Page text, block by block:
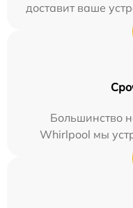
доставит ваше
Большинство
Whirlpool мы